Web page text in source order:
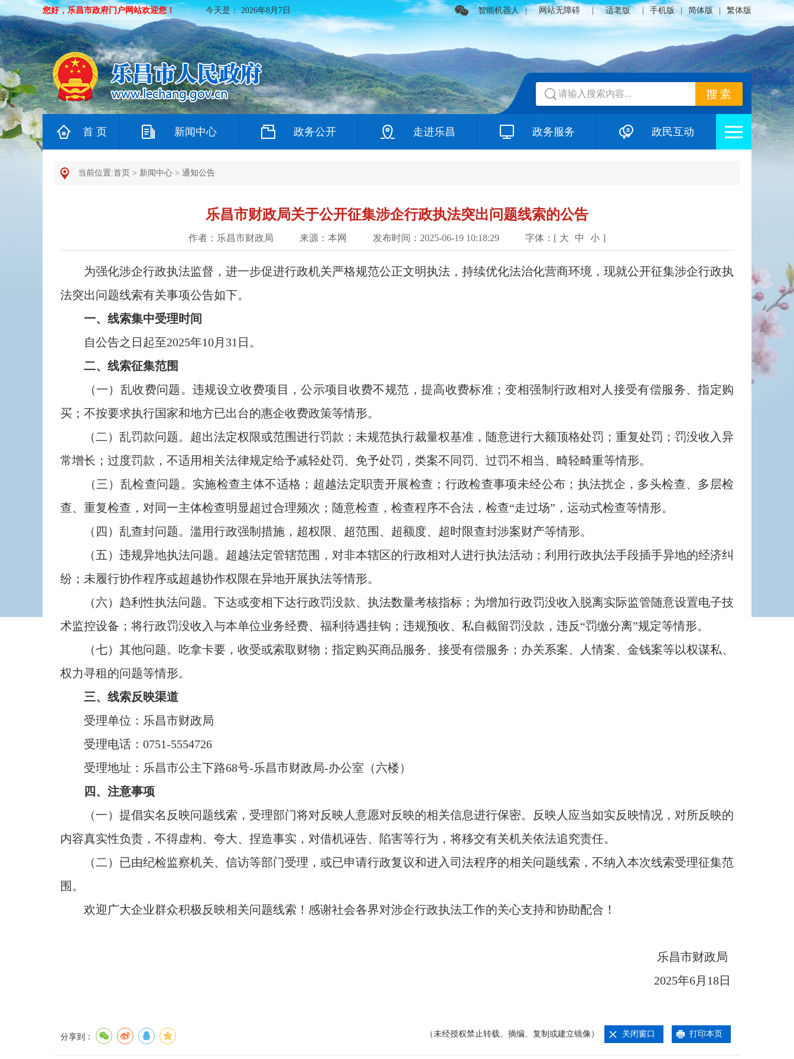
您好，乐昌市政府门户网站欢迎您！ 今天是：2026年8月7日 智能机器人 | 网站无障碍 适老版 手机版 简体版 繁体版
首 页 新闻中心 政务公开 走进乐昌 政务服务 政民互动
当前位置:首页 > 新闻中心 > 通知公告
乐昌市财政局关于公开征集涉企行政执法突出问题线索的公告
作者：乐昌市财政局 来源：本网 发布时间：2025-06-19 10:18:29 字体：[ 大 中 小 ]
为强化涉企行政执法监督，进一步促进行政机关严格规范公正文明执法，持续优化法治化营商环境，现就公开征集涉企行政执
法突出问题线索有关事项公告如下。
一、线索集中受理时间
自公告之日起至2025年10月31日。
二、线索征集范围
（一）乱收费问题。违规设立收费项目，公示项目收费不规范，提高收费标准；变相强制行政相对人接受有偿服务、指定购
买；不按要求执行国家和地方已出台的惠企收费政策等情形。
（二）乱罚款问题。超出法定权限或范围进行罚款；未规范执行裁量权基准，随意进行大额顶格处罚；重复处罚；罚没收入异
常增长；过度罚款，不适用相关法律规定给予减轻处罚、免予处罚，类案不同罚、过罚不相当、畸轻畸重等情形。
（三）乱检查问题。实施检查主体不适格；超越法定职责开展检查；行政检查事项未经公布；执法扰企，多头检查、多层检
查、重复检查，对同一主体检查明显超过合理频次；随意检查，检查程序不合法，检查“走过场”，运动式检查等情形。
（四）乱查封问题。滥用行政强制措施，超权限、超范围、超额度、超时限查封涉案财产等情形。
（五）违规异地执法问题。超越法定管辖范围，对非本辖区的行政相对人进行执法活动；利用行政执法手段插手异地的经济纠
纷；未履行协作程序或超越协作权限在异地开展执法等情形。
（六）趋利性执法问题。下达或变相下达行政罚没款、执法数量考核指标；为增加行政罚没收入脱离实际监管随意设置电子技
术监控设备；将行政罚没收入与本单位业务经费、福利待遇挂钩；违规预收、私自截留罚没款，违反“罚缴分离”规定等情形。
（七）其他问题。吃拿卡要，收受或索取财物；指定购买商品服务、接受有偿服务；办关系案、人情案、金钱案等以权谋私、
权力寻租的问题等情形。
三、线索反映渠道
受理单位：乐昌市财政局
受理电话：0751-5554726
受理地址：乐昌市公主下路68号-乐昌市财政局-办公室（六楼）
四、注意事项
（一）提倡实名反映问题线索，受理部门将对反映人意愿对反映的相关信息进行保密。反映人应当如实反映情况，对所反映的
内容真实性负责，不得虚构、夸大、捏造事实，对借机诬告、陷害等行为，将移交有关机关依法追究责任。
（二）已由纪检监察机关、信访等部门受理，或已申请行政复议和进入司法程序的相关问题线索，不纳入本次线索受理征集范
围。
欢迎广大企业群众积极反映相关问题线索！感谢社会各界对涉企行政执法工作的关心支持和协助配合！
乐昌市财政局
2025年6月18日
分享到： （未经授权禁止转载、摘编、复制或建立镜像） 关闭窗口 打印本页